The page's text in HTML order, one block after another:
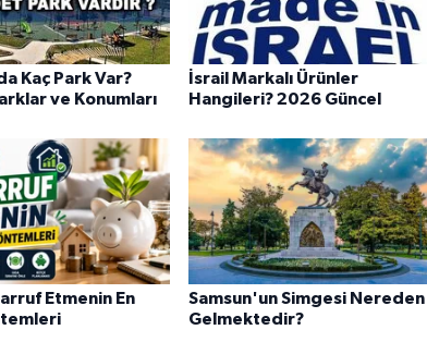
Kaç Park Var?
ve Konumları
İsrail Markalı Ürünler
Hangileri? 2026 Güncel
Etmenin En
Samsun'un Simgesi Nereden
Gelmektedir?